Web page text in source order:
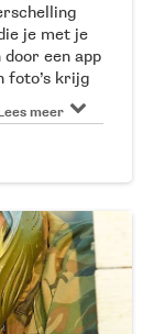
je met je
een app
foto’s krijg
je deze
Zijn
van
je familie
te boeken
volwassene
8 personen
meer